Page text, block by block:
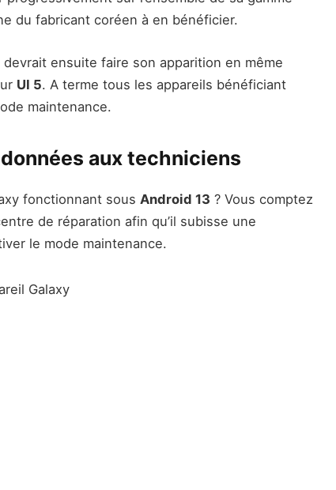
du fabricant coréen à en bénéficier.
ensuite faire son apparition en même
UI 5. A terme tous les appareils bénéficiant
maintenance.
aux techniciens
fonctionnant sous Android 13 ? Vous comptez
de réparation afin qu’il subisse une
le mode maintenance.
Galaxy